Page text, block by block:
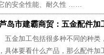
的安全性能、耐久性 ……
岛市建霸商贸：五金配件加
金加工包括很多种不同的种类
具体要看什么产品，那么配件